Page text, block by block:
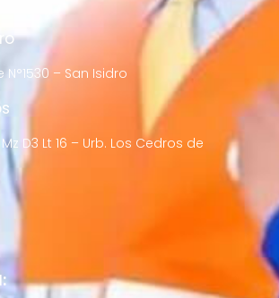
– San Isidro
D3 Lt 16 – Urb. Los Cedros de